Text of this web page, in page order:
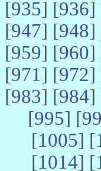
[935] [936]
[947] [948]
[959] [960]
[971] [972]
[983] [984]
[995] [
[1005] [
[1014] [